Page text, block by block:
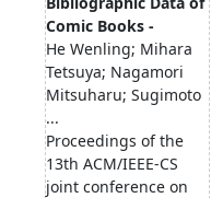
Comic Books -
He Wenling; Mihara
Tetsuya; Nagamori
Mitsuharu; Sugimoto
...
Proceedings of the
13th ACM/IEEE-CS
joint conference on